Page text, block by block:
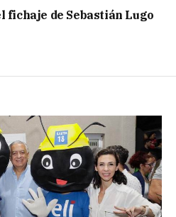
fichaje de Sebastián Lugo